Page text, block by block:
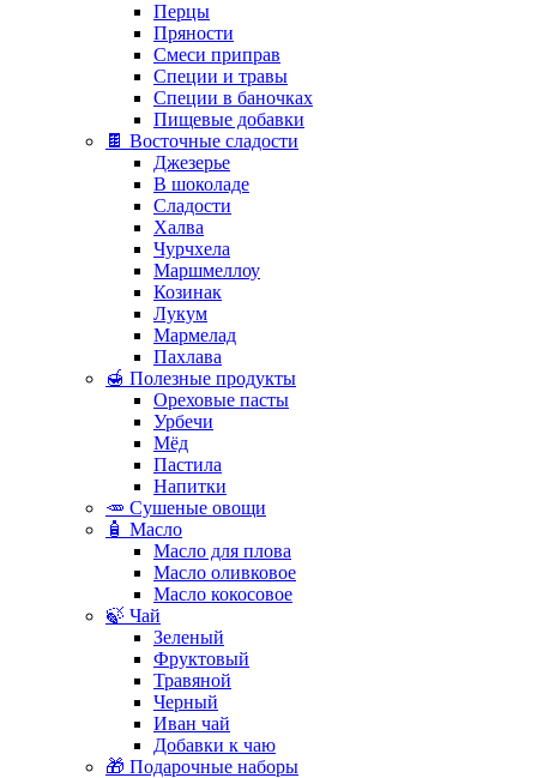
Перцы
Пряности
Смеси приправ
Специи и травы
Специи в баночках
Пищевые добавки
🍫 Восточные сладости
Джезерье
В шоколаде
Сладости
Халва
Чурчхела
Маршмеллоу
Козинак
Лукум
Мармелад
Пахлава
🍯 Полезные продукты
Ореховые пасты
Урбечи
Мёд
Пастила
Напитки
🥕 Сушеные овощи
🧴 Масло
Масло для плова
Масло оливковое
Масло кокосовое
🍃 Чай
Зеленый
Фруктовый
Травяной
Черный
Иван чай
Добавки к чаю
🎁 Подарочные наборы